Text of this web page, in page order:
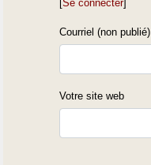
[Se connecter]
Courriel (non publié)
Votre site web